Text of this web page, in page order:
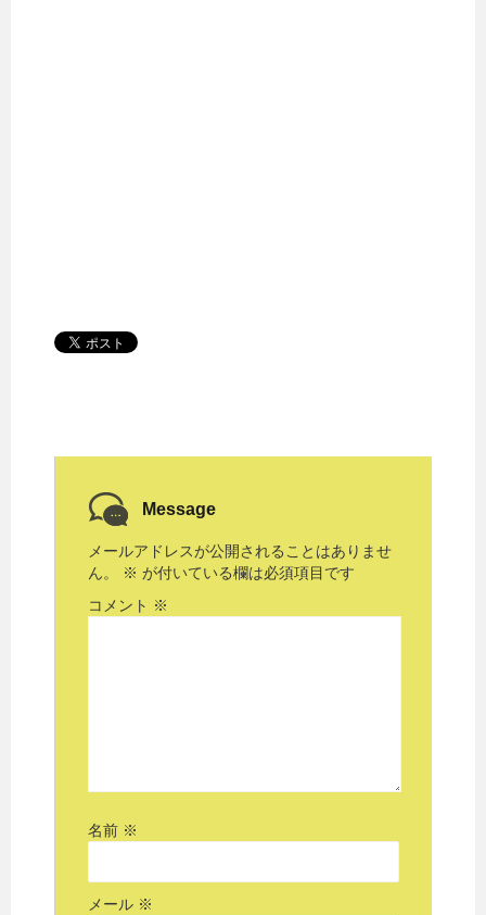
Message
メールアドレスが公開されることはありませ
ん。
※ が付いている欄は必須項目です
コメント ※
名前 ※
メール ※